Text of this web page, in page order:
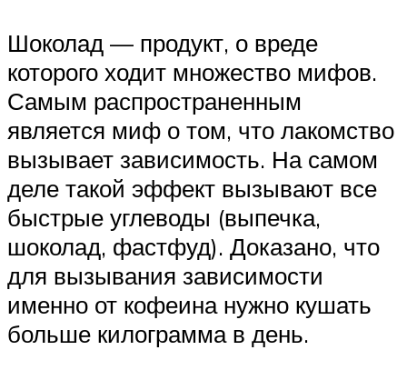
Шоколад — продукт, о вреде
которого ходит множество мифов.
Самым распространенным
является миф о том, что лакомство
вызывает зависимость. На самом
деле такой эффект вызывают все
быстрые углеводы (выпечка,
шоколад, фастфуд). Доказано, что
для вызывания зависимости
именно от кофеина нужно кушать
больше килограмма в день.